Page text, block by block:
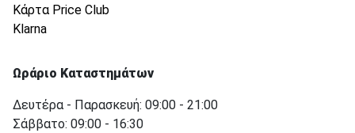
Κάρτα Price Club
Klarna
Ωράριο Καταστημάτων
Δευτέρα - Παρασκευή: 09:00 - 21:00
Σάββατο: 09:00 - 16:30